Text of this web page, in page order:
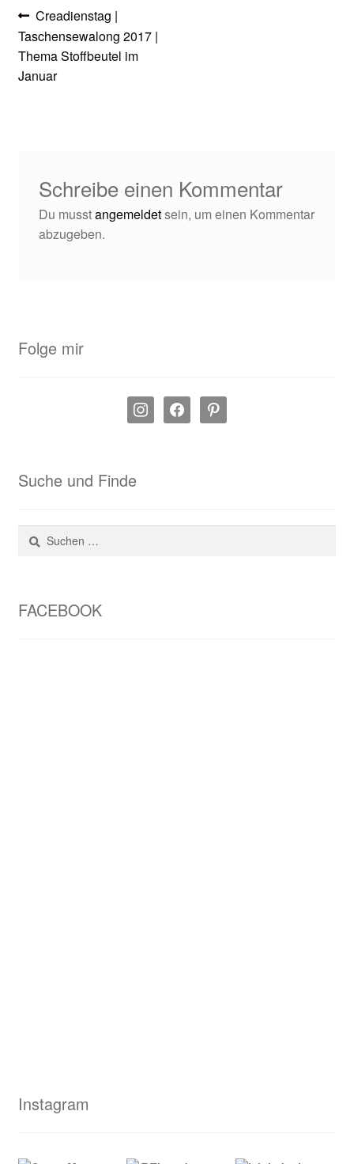
Beitragsnavigation
Vorheriger
Beitrag:
Creadienstag |
Taschensewalong 2017 |
Thema Stoffbeutel im
Januar
Schreibe einen Kommentar
Du musstangemeldetsein, um einen Kommentar
abzugeben.
Folge mir
instagramfacebookpinterest
Suche und Finde
Suchen
nach:
FACEBOOK
Instagram